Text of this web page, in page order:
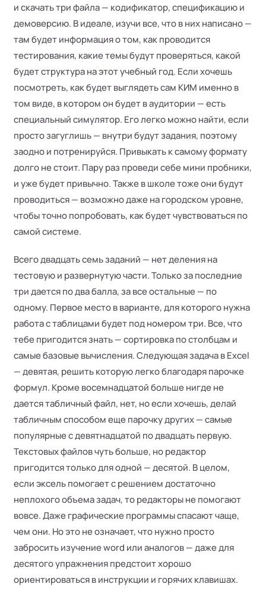
и скачать три файла — кодификатор, спецификацию и
демоверсию. В идеале, изучи все, что в них написано —
там будет информация о том, как проводится
тестирования, какие темы будут проверяться, какой
будет структура на этот учебный год. Если хочешь
посмотреть, как будет выглядеть сам КИМ именно в
том виде, в котором он будет в аудитории — есть
специальный симулятор. Его легко можно найти, если
просто загуглишь — внутри будут задания, поэтому
заодно и потренируйся. Привыкать к самому формату
долго не стоит. Пару раз проведи себе мини пробники,
и уже будет привычно. Также в школе тоже они будут
проводиться — возможно даже на городском уровне,
чтобы точно попробовать, как будет чувствоваться по
самой системе.
Всего двадцать семь заданий — нет деления на
тестовую и развернутую части. Только за последние
три дается по два балла, за все остальные — по
одному. Первое место в варианте, для которого нужна
работа с таблицами будет под номером три. Все, что
тебе пригодится знать — сортировка по столбцам и
самые базовые вычисления. Следующая задача в Excel
— девятая, решить которую легко благодаря парочке
формул. Кроме восемнадцатой больше нигде не
дается табличный файл, нет, но если хочешь, делай
табличным способом еще парочку других — самые
популярные с девятнадцатой по двадцать первую.
Текстовых файлов чуть больше, но редактор
пригодится только для одной — десятой. В целом,
если эксель помогает с решением достаточно
неплохого объема задач, то редакторы не помогают
вовсе. Даже графические программы спасают чаще,
чем они. Но это не означает, что нужно просто
забросить изучение word или аналогов — даже для
десятого упражнения предстоит хорошо
ориентироваться в инструкции и горячих клавишах.